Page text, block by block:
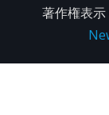
著作権表